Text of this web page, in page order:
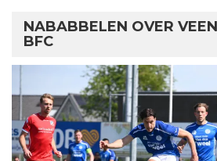
NABABBELEN OVER
BFC